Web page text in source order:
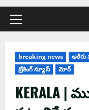
breaking news
బ్రేకింగ్ న్యూస్
మోర్
KERALA |